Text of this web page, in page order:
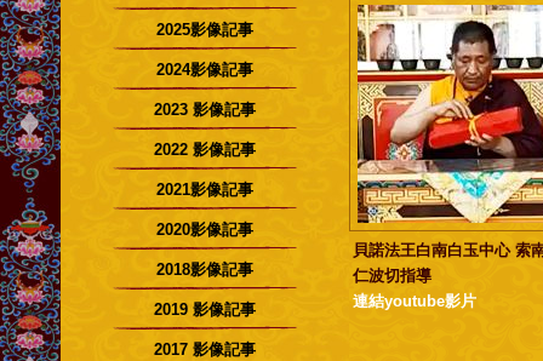
2025影像記事
2024影像記事
2023 影像記事
2022 影像記事
2021影像記事
2020影像記事
2018影像記事
2019 影像記事
2017 影像記事
貝諾法王白南白玉中心 索
仁波切指導
連結youtube影片